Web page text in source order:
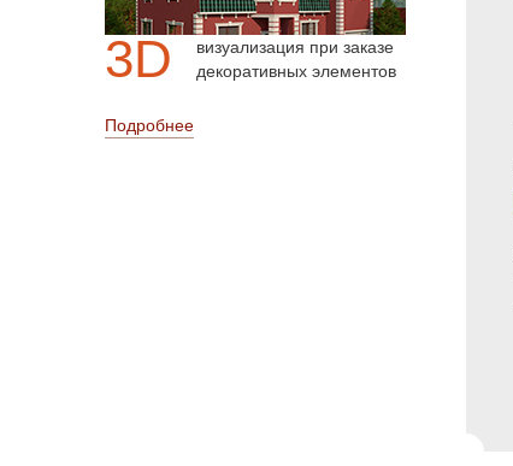
3D
визуализация при заказе
декоративных элементов
Подробнее